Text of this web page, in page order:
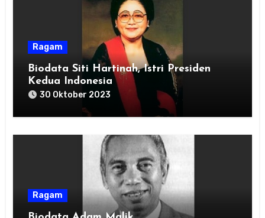
Ragam
Biodata Siti Hartinah, Istri Presiden
Kedua Indonesia
30 Oktober 2023
Ragam